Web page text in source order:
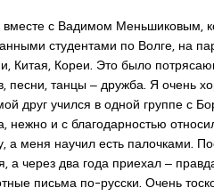
вместе с Вадимом Меньшиковым,
студентами по Волге, на
Китая, Кореи. Это было
песни, танцы ‒ дружба. Я очень
друг учился в одной группе с
нежно и с благодарностью
а меня научил есть палочками.
а через два года приехал ‒
письма по-русски. Очень